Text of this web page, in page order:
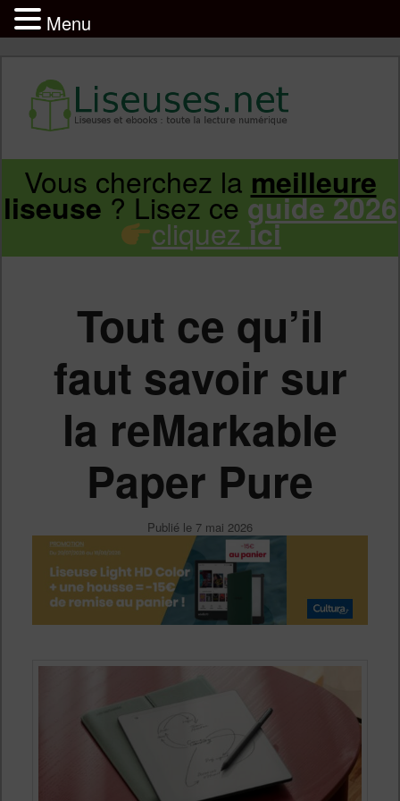
Infos sur les liseuses Kindle, Kobo,
Vivlio, Pocketbook
Aller
principal
Aller
secondaire
Vous cherchez la meilleure
liseuse? Lisez ceguide 2026
cliquez ici
Tout ce qu’il
faut savoir sur
la reMarkable
Paper Pure
Publié le 7 mai 2026
Menu